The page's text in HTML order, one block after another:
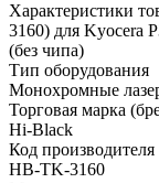
Характеристики
3160) для Kyocera
(без чипа)
Тип оборудования
Монохромные
Торговая марка
Hi-Black
Код производителя
HB-TK-3160